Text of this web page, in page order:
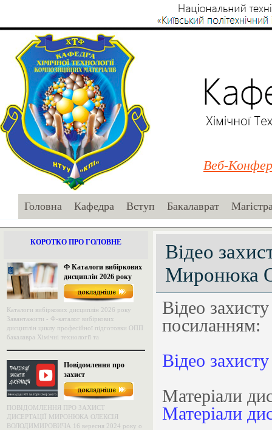
Веб-
Головна Кафедра Вступ Бакалаврат
КОРОТКО ПРО ГОЛОВНЕ
Ф Каталоги вибіркових
дисциплін 2026 року
Каталоги вибіркових дисциплін 2026 року
Завантажити - Ф-каталог вибіркових
дисциплін циклу професійної підготовки ОПП
бакалавра Хімічні технології та
Повідомлення про
захист
ПОВІДОМЛЕННЯ ПРО ЗАХИСТ
ДИСЕРТАЦІЇ МИРОНЮКА ОЛЕКСІЯ
ВОЛОДИМИРОВИЧА 16 вересня 2024 року о
Відео
Миронюка
Відео
посиланням:
Відео захисту
Матеріали
Матеріали